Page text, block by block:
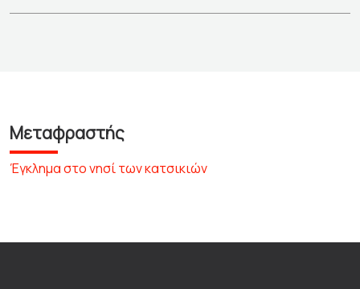
Μεταφραστής
Έγκλημα στο νησί των κατσικιών